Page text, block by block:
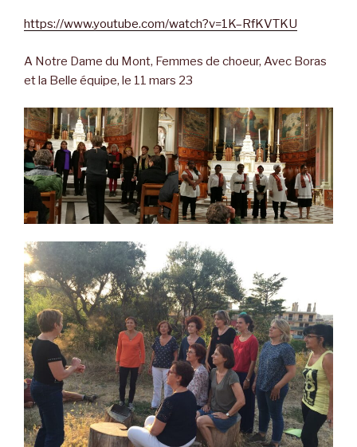
https://www.youtube.com/watch?v=1K–RfKVTKU
A Notre Dame du Mont, Femmes de choeur, Avec Boras
et la Belle équipe, le 11 mars 23